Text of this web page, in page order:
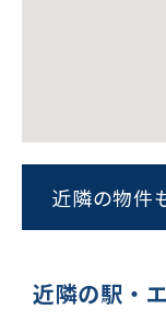
近隣の物件
近隣の駅・